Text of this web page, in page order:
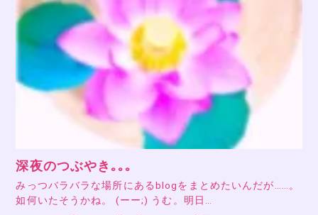
深夜のつぶやき｡｡｡
みっつバラバラな場所にあるblogをまとめたいんだが……。
如何いたそうかね。 (ーー;) うむ。明日…